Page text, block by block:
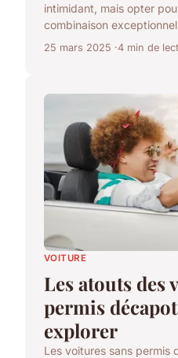
intimidant, mais opter
combinaison
25 mars 2025 4 min de
VOITURE
Les atouts des
permis
explorer
Les voitures sans permis